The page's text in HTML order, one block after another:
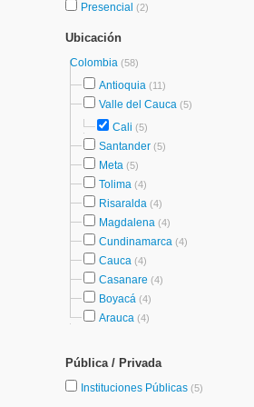
Presencial (2)
Ubicación
Colombia (58)
Antioquia (11)
Valle del Cauca (5)
Cali (5)
Santander (5)
Meta (5)
Tolima (4)
Risaralda (4)
Magdalena (4)
Cundinamarca (4)
Cauca (4)
Casanare (4)
Boyacá (4)
Arauca (4)
Pública / Privada
Instituciones Públicas (5)